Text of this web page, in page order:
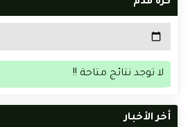
لا توجد نتائج متاحة !!
أخر الأخبار